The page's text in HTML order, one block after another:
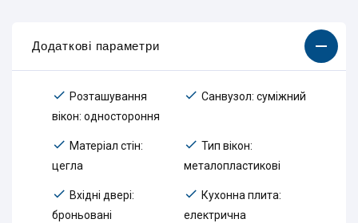
Додаткові параметри
Розташування
вікон: одностороння
Санвузол: суміжний
Матеріал стін:
цегла
Тип вікон:
металопластикові
Вхідні двері:
броньовані
Кухонна плита:
електрична